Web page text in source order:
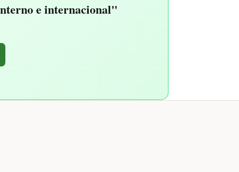
e internacional"